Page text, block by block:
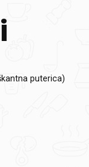
puterica)